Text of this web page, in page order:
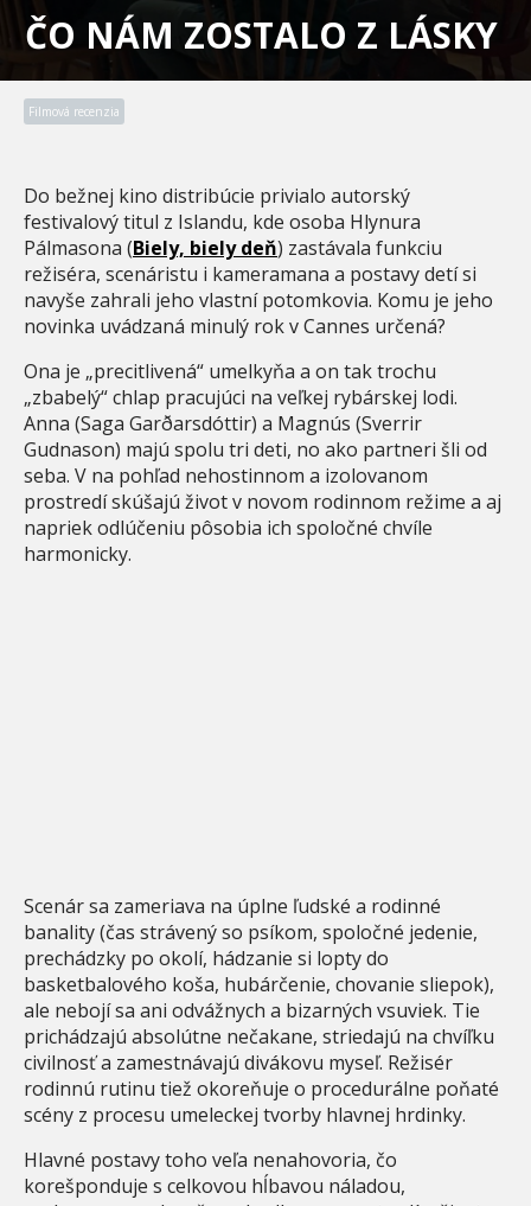
ČO NÁM ZOSTALO Z LÁSKY
Filmová recenzia
Do bežnej kino distribúcie privialo autorský
festivalový titul z Islandu, kde osoba Hlynura
Pálmasona (Biely, biely deň) zastávala funkciu
režiséra, scenáristu i kameramana a postavy detí si
navyše zahrali jeho vlastní potomkovia. Komu je jeho
novinka uvádzaná minulý rok v Cannes určená?
Ona je „precitlivená“ umelkyňa a on tak trochu
„zbabelý“ chlap pracujúci na veľkej rybárskej lodi.
Anna (Saga Garðarsdóttir) a Magnús (Sverrir
Gudnason) majú spolu tri deti, no ako partneri šli od
seba. V na pohľad nehostinnom a izolovanom
prostredí skúšajú život v novom rodinnom režime a aj
napriek odlúčeniu pôsobia ich spoločné chvíle
harmonicky.
Scenár sa zameriava na úplne ľudské a rodinné
banality (čas strávený so psíkom, spoločné jedenie,
prechádzky po okolí, hádzanie si lopty do
basketbalového koša, hubárčenie, chovanie sliepok),
ale nebojí sa ani odvážnych a bizarných vsuviek. Tie
prichádzajú absolútne nečakane, striedajú na chvíľku
civilnosť a zamestnávajú divákovu myseľ. Režisér
rodinnú rutinu tiež okoreňuje o procedurálne poňaté
scény z procesu umeleckej tvorby hlavnej hrdinky.
Hlavné postavy toho veľa nenahovoria, čo
korešponduje s celkovou hĺbavou náladou,